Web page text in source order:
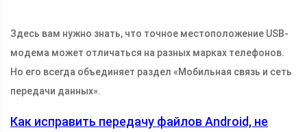
Здесь вам нужно знать, что точное местоположение USB-
модема может отличаться на разных марках телефонов.
Но его всегда объединяет раздел «Мобильная связь и сеть
передачи данных».
Как исправить передачу файлов Android, не